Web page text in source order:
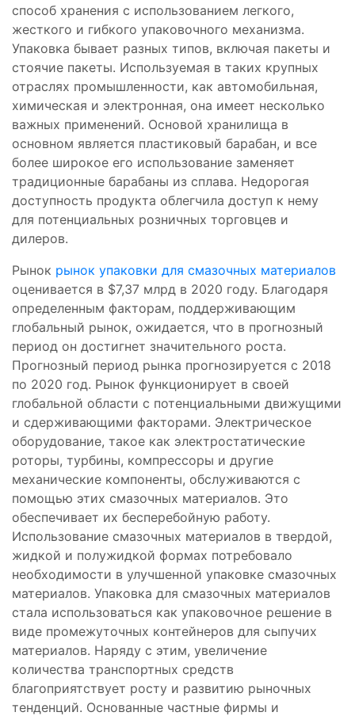
способ хранения с использованием легкого,
жесткого и гибкого упаковочного механизма.
Упаковка бывает разных типов, включая пакеты и
стоячие пакеты. Используемая в таких крупных
отраслях промышленности, как автомобильная,
химическая и электронная, она имеет несколько
важных применений. Основой хранилища в
основном является пластиковый барабан, и все
более широкое его использование заменяет
традиционные барабаны из сплава. Недорогая
доступность продукта облегчила доступ к нему
для потенциальных розничных торговцев и
дилеров.
Рынок рынок упаковки для смазочных материалов
оценивается в $7,37 млрд в 2020 году. Благодаря
определенным факторам, поддерживающим
глобальный рынок, ожидается, что в прогнозный
период он достигнет значительного роста.
Прогнозный период рынка прогнозируется с 2018
по 2020 год. Рынок функционирует в своей
глобальной области с потенциальными движущими
и сдерживающими факторами. Электрическое
оборудование, такое как электростатические
роторы, турбины, компрессоры и другие
механические компоненты, обслуживаются с
помощью этих смазочных материалов. Это
обеспечивает их бесперебойную работу.
Использование смазочных материалов в твердой,
жидкой и полужидкой формах потребовало
необходимости в улучшенной упаковке смазочных
материалов. Упаковка для смазочных материалов
стала использоваться как упаковочное решение в
виде промежуточных контейнеров для сыпучих
материалов. Наряду с этим, увеличение
количества транспортных средств
благоприятствует росту и развитию рыночных
тенденций. Основанные частные фирмы и